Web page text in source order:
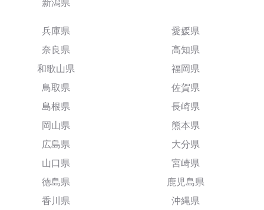
新潟県
兵庫県
奈良県
和歌山県
鳥取県
島根県
岡山県
広島県
山口県
徳島県
香川県
愛媛県
高知県
福岡県
佐賀県
長崎県
熊本県
大分県
宮崎県
鹿児島県
沖縄県